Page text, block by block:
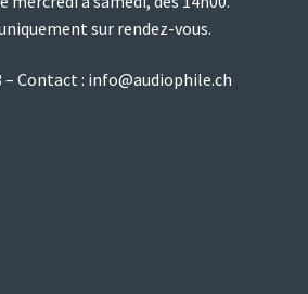
page
produit
sur rendez-vous.
– Contact : info@audiophile.ch